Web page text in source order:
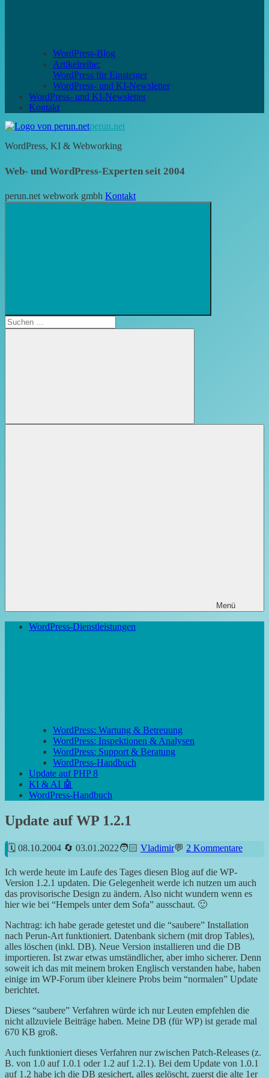
WordPress-Blog
Artikelreihe:
WordPress für Einsteiger
WordPress- und KI-Newsletter
WordPress- und KI-Newsletter
Kontakt
perun.net
WordPress, KI & Webworking
Web- und WordPress-Experten seit 2004
perun.net webwork gmbh Kontakt
öffnen
Suchen
nach:
Suchen
Menü
WordPress-Dienstleistungen
WordPress: Wartung & Betreuung
WordPress: Inspektionen & Analysen
WordPress: Support & Beratung
WordPress-Handbuch
Update auf PHP 8
KI & AI 🤖
WordPress-Handbuch
Update auf WP 1.2.1
08.10.2004 03.01.2022 Vladimir 2 Kommentare
Ich werde heute im Laufe des Tages diesen Blog auf die WP-
Version 1.2.1 updaten. Die Gelegenheit werde ich nutzen um auch
das provisorische Design zu ändern. Also nicht wundern wenn es
hier wie bei “Hempels unter dem Sofa” ausschaut. 🙂
Nachtrag: ich habe gerade getestet und die “saubere” Installation
nach Perun-Art funktioniert. Datenbank sichern (mit drop Tables),
alles löschen (inkl. DB). Neue Version installieren und die DB
importieren. Ist zwar etwas umständlicher, aber imho sicherer. Denn
soweit ich das mit meinem broken Englisch verstanden habe, haben
einige im WP-Forum über kleinere Probs beim “normalen” Update
berichtet.
Dieses “saubere” Verfahren würde ich nur Leuten empfehlen die
nicht allzuviele Beiträge haben. Meine DB (für WP) ist gerade mal
670 KB groß.
Auch funktioniert dieses Verfahren nur zwischen Patch-Releases (z.
B. von 1.0 auf 1.0.1 oder 1.2 auf 1.2.1). Bei dem Update von 1.0.1
auf 1.2 habe ich die DB gesichert, alles gelöscht, zuerst die alte 1er